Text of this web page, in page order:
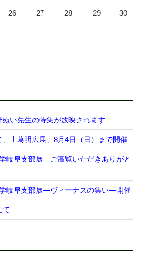
26 27 28 29 30
ぬい先生の特集が放映されます
上葛明広展、8月4日（日）まで開催
岐阜支部展 ご高覧いただきありがと
岐阜支部展―ヴィーナスの集い―開催
て